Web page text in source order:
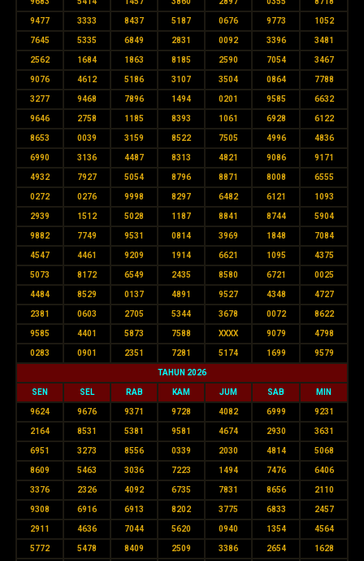
9477 3333 8437 5187 0676 9773 1052
7645 5335 6849 2831 0092 3396 3481
2562 1684 1863 8185 2590 7054 3467
9076 4612 5186 3107 3504 0864 7788
3277 9468 7896 1494 0201 9585 6632
9646 2758 1185 8393 1061 6928 6122
8653 0039 3159 8522 7505 4996 4836
6990 3136 4487 8313 4821 9086 9171
4932 7927 5054 8796 8871 8008 6555
0272 0276 9998 8297 6482 6121 1093
2939 1512 5028 1187 8841 8744 5904
9882 7749 9531 0814 3969 1848 7084
4547 4461 9209 1914 6621 1095 4375
5073 8172 6549 2435 8580 6721 0025
4484 8529 0137 4891 9527 4348 4727
2381 0603 2705 5344 3678 0072 8622
9585 4401 5873 7588 XXXX 9079 4798
0283 0901 2351 7281 5174 1699 9579
TAHUN 2026
SEN SEL RAB KAM JUM SAB MIN
9624 9676 9371 9728 4082 6999 9231
2164 8531 5381 9581 4674 2930 3631
6951 3273 8556 0339 2030 4814 5068
8609 5463 3036 7223 1494 7476 6406
3376 2326 4092 6735 7831 8656 2110
9308 6916 6913 8202 3775 6833 2457
2911 4636 7044 5620 0940 1354 4564
5772 5478 8409 2509 3386 2654 1628